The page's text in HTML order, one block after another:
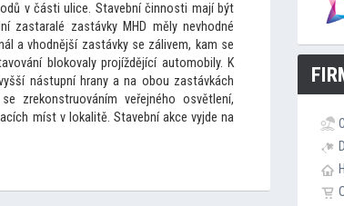
v části ulice. Stavební činnosti mají být
zastaralé zastávky MHD měly nevhodné
a vhodnější zastávky se zálivem, kam se
blokovaly projíždějící automobily. K
nástupní hrany a na obou zastávkách
zrekonstruováním veřejného osvětlení,
míst v lokalitě. Stavební akce vyjde na